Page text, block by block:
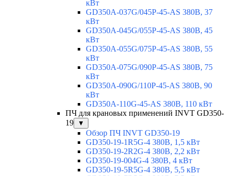
кВт
GD350A-037G/045P-45-AS 380В, 37
кВт
GD350A-045G/055P-45-AS 380В, 45
кВт
GD350A-055G/075P-45-AS 380В, 55
кВт
GD350A-075G/090P-45-AS 380В, 75
кВт
GD350A-090G/110P-45-AS 380В, 90
кВт
GD350A-110G-45-AS 380В, 110 кВт
ПЧ для крановых применений INVT GD350-
19
▼
Обзор ПЧ INVT GD350-19
GD350-19-1R5G-4 380В, 1,5 кВт
GD350-19-2R2G-4 380В, 2,2 кВт
GD350-19-004G-4 380В, 4 кВт
GD350-19-5R5G-4 380В, 5,5 кВт